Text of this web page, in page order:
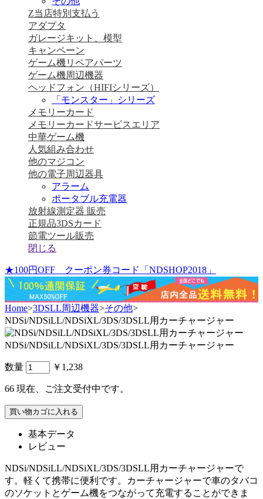
Z当店特別支払う
アダプタ
ガレージキット、模型
キャンペーン
ゲーム機リペアパーツ
ゲーム機周辺機器
ヘッドフォン（HIFIシリーズ）
「モンスター」シリーズ
メモリーカード
メモリーカードサービスエリア
中華ゲーム機
人気組み合わせ
他のマジコン
他の電子周辺器具
アラーム
ポータブル充電器
放射線測定器 販売
正規品3DSカード
節電ツール販売
閉じる
★100円OFF クーポン券コード「NDSHOP2018」
Home>3DSLL周辺機器>その他>
NDSi/NDSiLL/NDSiXL/3DS/3DSLL用カーチャージャー
NDSi/NDSiLL/NDSiXL/3DS/3DSLL用カーチャージャー
数量 ￥1,238
66 現在、ご注文受付中です。
基本データ
レビュー
NDSi/NDSiLL/NDSiXL/3DS/3DSLL用カーチャージャーで
す。軽くて携帯に便利です。カーチャージャーで車のタバコ
のソケットとゲーム機をつながって充電することができま